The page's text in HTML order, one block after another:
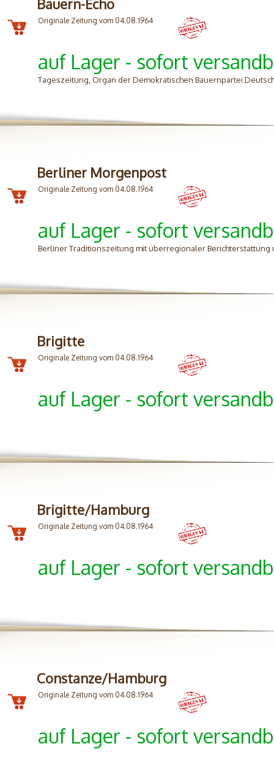
Bauern-Echo
Originale Zeitung vom 04.08.1964
auf Lager - sofort
Tageszeitung, Organ der Demokratischen Bauernpartei
Berliner Morgenpost
Originale Zeitung vom 04.08.1964
auf Lager - sofort
Berliner Traditionszeitung mit überregionaler
Brigitte
Originale Zeitung vom 04.08.1964
auf Lager - sofort
Brigitte/Hamburg
Originale Zeitung vom 04.08.1964
auf Lager - sofort
Constanze/Hamburg
Originale Zeitung vom 04.08.1964
auf Lager - sofort